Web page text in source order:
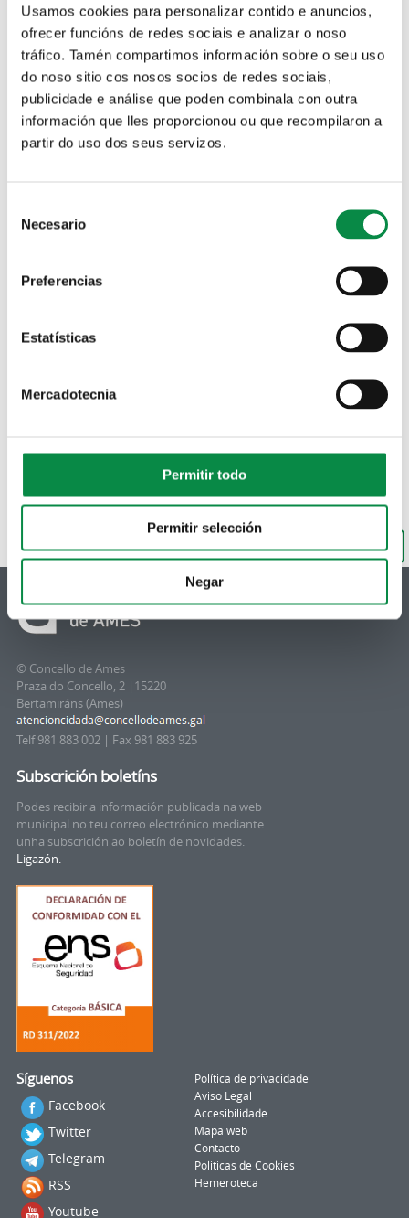
Usamos cookies para personalizar contido e anuncios,
ofrecer funcións de redes sociais e analizar o noso
tráfico. Tamén compartimos información sobre o seu uso
do noso sitio cos nosos socios de redes sociais,
publicidade e análise que poden combinala con outra
información que lles proporcionou ou que recompilaron a
partir do uso dos seus servizos.
Selection
Necesario
Preferencias
Estatísticas
Mercadotecnia
Permitir todo
Permitir selección
Negar
Oficina Virtual Tributaria Canle de denuncias
Solicitude de praza nas Escolas infantís municipais
transporte e tratamento de
Ordenanzas
De volta ao buscador
© Concello de Ames
Praza do Concello, 2 |15220
Bertamiráns (Ames)
Telf 981 883 002 | Fax 981 883 925
Subscrición boletíns
Podes recibir a información publicada na web
municipal no teu correo electrónico mediante
unha subscrición ao boletín de novidades.
Ligazón.
Síguenos
Facebook
Twitter
Telegram
RSS
Youtube
Política de privacidade
Aviso Legal
Accesibilidade
Mapa web
Contacto
Politicas de Cookies
Hemeroteca